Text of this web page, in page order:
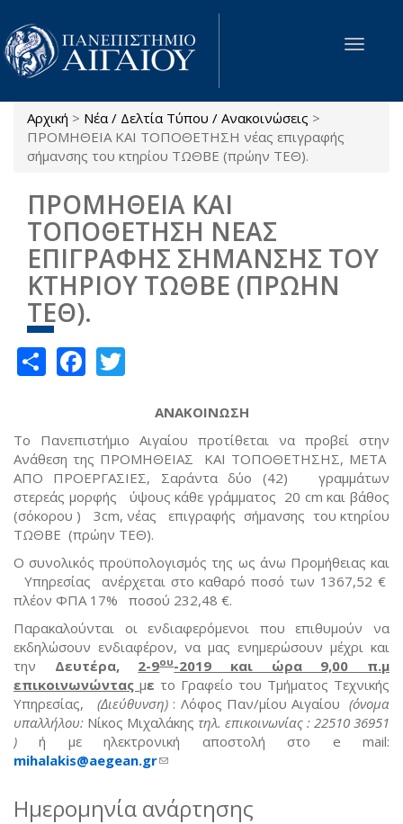
Παράκαμψη προς το κυρίως περιεχόμενο
Toggle
Είστε εδώ
Αρχική > Νέα / Δελτία Τύπου / Ανακοινώσεις >
ΠΡΟΜΗΘΕΙΑ ΚΑΙ ΤΟΠΟΘΕΤΗΣΗ νέας επιγραφής
σήμανσης του κτηρίου ΤΩΘΒΕ (πρώην ΤΕΘ).
ΠΡΟΜΗΘΕΙΑ ΚΑΙ
ΤΟΠΟΘΕΤΗΣΗ ΝΕΑΣ
ΕΠΙΓΡΑΦΗΣ ΣΗΜΑΝΣΗΣ ΤΟΥ
ΚΤΗΡΙΟΥ ΤΩΘΒΕ (ΠΡΩΗΝ
ΤΕΘ).
ShareFacebook
ΑΝΑΚΟΙΝΩΣΗ
Το Πανεπιστήμιο Αιγαίου προτίθεται να προβεί στην
Ανάθεση της ΠΡΟΜΗΘΕΙΑΣ ΚΑΙ ΤΟΠΟΘΕΤΗΣΗΣ, ΜΕΤΑ
ΑΠΟ ΠΡΟΕΡΓΑΣΙΕΣ, Σαράντα δύο (42) γραμμάτων
στερεάς μορφής ύψους κάθε γράμματος 20 cm και βάθος
(σόκορου ) 3cm, νέας επιγραφής σήμανσης του κτηρίου
ΤΩΘΒΕ (πρώην ΤΕΘ).
Ο συνολικός προϋπολογισμός της ως άνω Προμήθειας και
Υπηρεσίας ανέρχεται στο καθαρό ποσό των 1367,52 €
πλέον ΦΠΑ 17% ποσού 232,48 €.
Παρακαλούνται οι ενδιαφερόμενοι που επιθυμούν να
εκδηλώσουν ενδιαφέρον, να μας ενημερώσουν μέχρι και
την Δευτέρα, 2-9ου-2019 και ώρα 9,00 π.μ
επικοινωνώντας με το Γραφείο του Τμήματος Τεχνικής
Υπηρεσίας,(Διεύθυνση) : Λόφος Παν/μίου Αιγαίου(όνομα
υπαλλήλου: Νίκος Μιχαλάκης τηλ. επικοινωνίας : 22510 36951
) ή με ηλεκτρονική αποστολή στο e mail:
mihalakis@aegean.gr(link sends e-mail)
Ημερομηνία ανάρτησης